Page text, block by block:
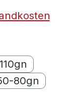
80gn